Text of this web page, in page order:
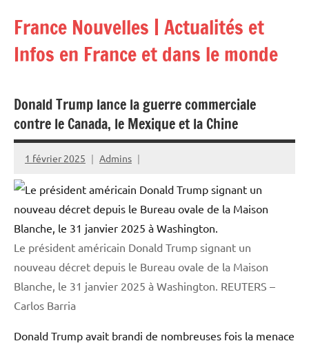
contenu
France Nouvelles | Actualités et
Infos en France et dans le monde
Donald Trump lance la guerre commerciale
contre le Canada, le Mexique et la Chine
1 février 2025 Admins
Le président américain Donald Trump signant un
nouveau décret depuis le Bureau ovale de la Maison
Blanche, le 31 janvier 2025 à Washington. REUTERS –
Carlos Barria
Donald Trump avait brandi de nombreuses fois la menace